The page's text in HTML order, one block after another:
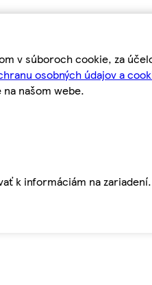
v súboroch cookie, za
osobných údajov a
našom webe.
k informáciám na